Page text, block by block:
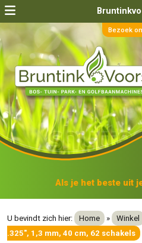
Bezoek
Als je het beste uit
U bevindt zich hier: Home » Winkel
.325", 1,3 mm, 40 cm, 62 schakels